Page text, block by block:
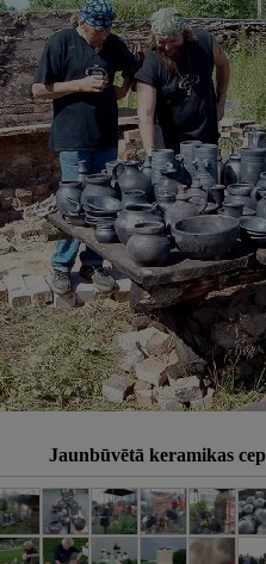
Jaunbūvētā keramikas